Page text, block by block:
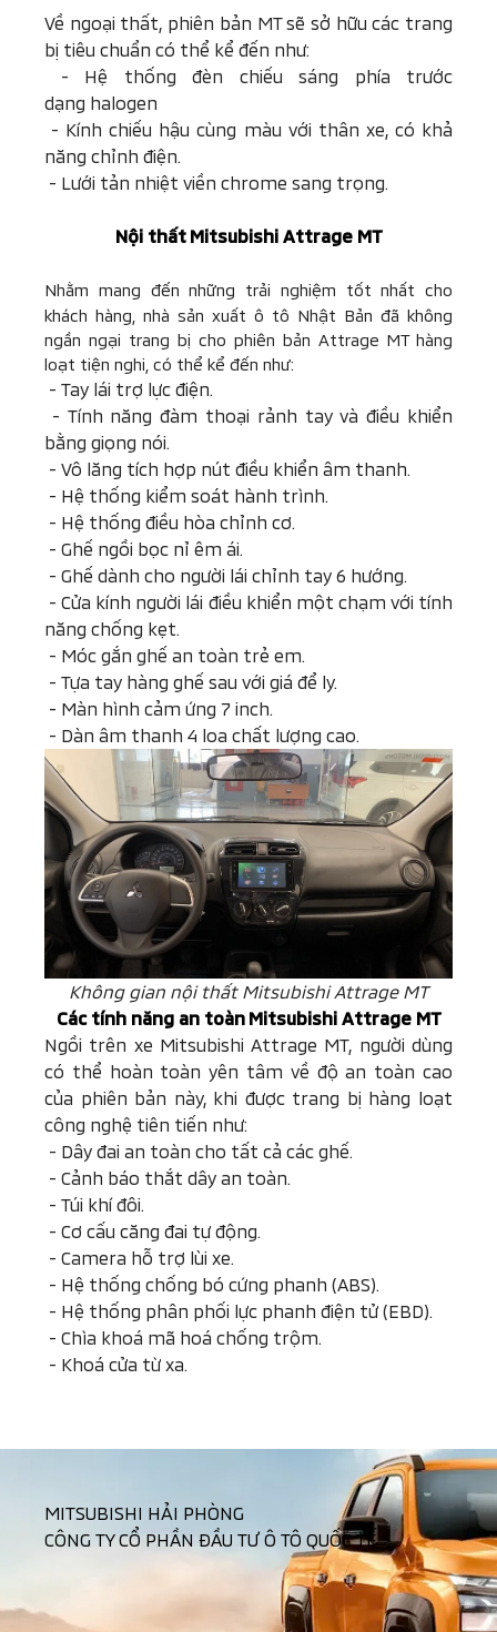
Về ngoại thất, phiên bản MT sẽ sở hữu các trang
bị tiêu chuẩn có thể kể đến như:
- Hệ thống đèn chiếu sáng phía trước
dạng halogen
- Kính chiếu hậu cùng màu với thân xe, có khả
năng chỉnh điện.
- Lưới tản nhiệt viền chrome sang trọng.
Nội thất Mitsubishi Attrage MT
Nhằm mang đến những trải nghiệm tốt nhất cho
khách hàng, nhà sản xuất ô tô Nhật Bản đã không
ngần ngại trang bị cho phiên bản Attrage MT hàng
loạt tiện nghi, có thể kể đến như:
- Tay lái trợ lực điện.
- Tính năng đàm thoại rảnh tay và điều khiển
bằng giọng nói.
- Vô lăng tích hợp nút điều khiển âm thanh.
- Hệ thống kiểm soát hành trình.
- Hệ thống điều hòa chỉnh cơ.
- Ghế ngồi bọc nỉ êm ái.
- Ghế dành cho người lái chỉnh tay 6 hướng.
-Cửa kính người lái điều khiển một chạm với tính
năng chống kẹt.
- Móc gắn ghế an toàn trẻ em.
- Tựa tay hàng ghế sau với giá để ly.
- Màn hình cảm ứng 7 inch.
- Dàn âm thanh 4 loa chất lượng cao.
Không gian nội thất Mitsubishi Attrage MT
Các tính năng an toàn Mitsubishi Attrage MT
Ngồi trên xe Mitsubishi Attrage MT, người dùng
có thể hoàn toàn yên tâm về độ an toàn cao
của phiên bản này, khi được trang bị hàng loạt
công nghệ tiên tiến như:
- Dây đai an toàn cho tất cả các ghế.
- Cảnh báo thắt dây an toàn.
- Túi khí đôi.
- Cơ cấu căng đai tự động.
- Camera hỗ trợ lùi xe.
- Hệ thống chống bó cứng phanh (ABS).
- Hệ thống phân phối lực phanh điện tử (EBD).
- Chìa khoá mã hoá chống trộm.
- Khoá cửa từ xa.
MITSUBISHI HẢI PHÒNG
CÔNG TY CỔ PHẦN ĐẦU TƯ Ô TÔ QUỐC TẾ